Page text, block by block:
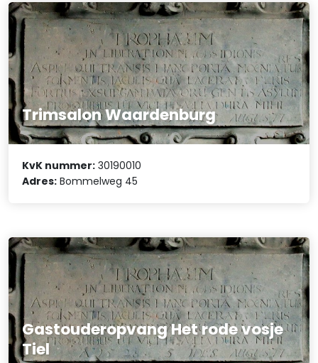
Trimsalon Waardenburg
KvK nummer: 30190010
Adres: Bommelweg 45
Gastouderopvang Het rode vosje
Tiel